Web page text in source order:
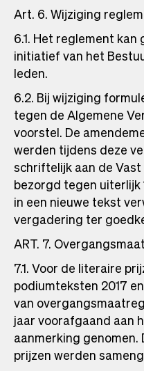
Art. 6. Wijziging
6.1. Het reglement
initiatief van het
leden.
6.2. Bij wijziging
tegen de Algemene
voorstel. De
werden tijdens deze
schriftelijk aan de
bezorgd tegen uiterlijk
in een nieuwe tekst
vergadering ter
ART. 7.
7.1. Voor de literaire
podiumteksten 2017
van
jaar voorafgaand aan
aanmerking genomen.
prijzen werden